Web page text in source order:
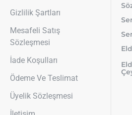
Gizlilik Şartları
Mesafeli Satış
Sözleşmesi
İade Koşulları
Ödeme Ve Teslimat
Üyelik Sözleşmesi